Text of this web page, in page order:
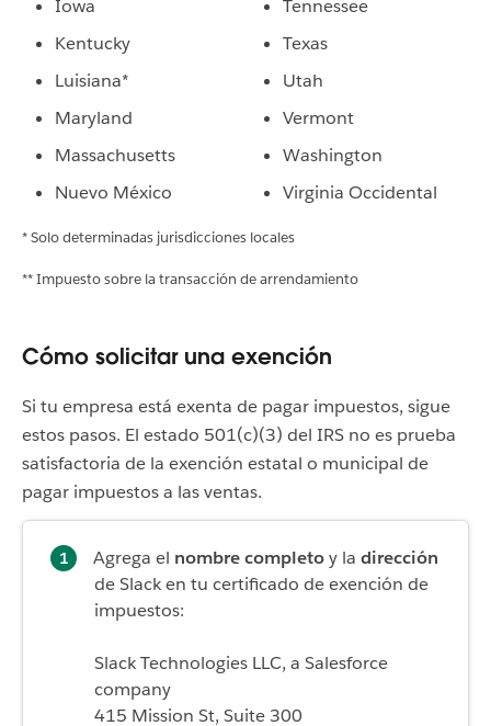
Iowa
Kentucky
Luisiana*
Maryland
Massachusetts
Nuevo México
Tennessee
Texas
Utah
Vermont
Washington
Virginia Occidental
* Solo determinadas jurisdicciones locales
** Impuesto sobre la transacción de arrendamiento
Cómo solicitar una exención
Si tu empresa está exenta de pagar impuestos, sigue
estos pasos. El estado 501(c)(3) del IRS no es prueba
satisfactoria de la exención estatal o municipal de
pagar impuestos a las ventas.
Agrega el nombre completoy la dirección
de Slack en tu certificado de exención de
impuestos:
Slack Technologies LLC, a Salesforce
company
415 Mission St, Suite 300